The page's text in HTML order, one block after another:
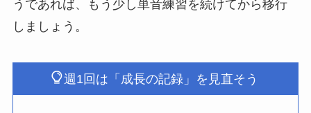
うであれば、もう少し単音練習を続けてから移行
しましょう。
週1回は「成長の記録」を見直そう